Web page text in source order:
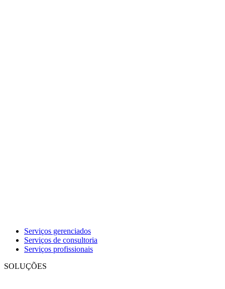
Serviços gerenciados
Serviços de consultoria
Serviços profissionais
SOLUÇÕES